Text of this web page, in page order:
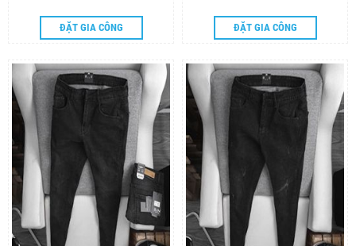
ĐẶT GIA CÔNG ĐẶT GIA CÔNG